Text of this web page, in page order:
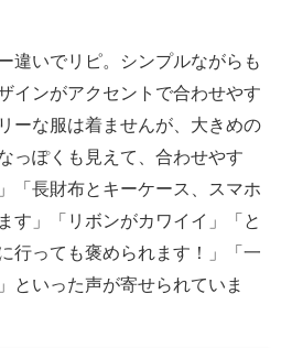
違いでリピ。シンプルながらも
インがアクセントで合わせやす
ーな服は着ませんが、大きめの
っぽくも見えて、合わせやす
「長財布とキーケース、スマホ
す」「リボンがカワイイ」「と
行っても褒められます！」「一
といった声が寄せられていま